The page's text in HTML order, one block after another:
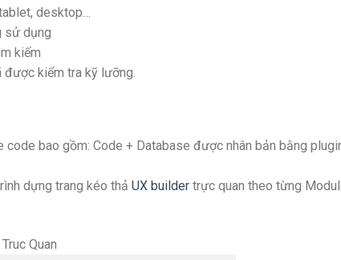
desktop…
sử dụng
kiếm
được kiểm tra kỹ lưỡng.
bao gồm: Code + Database được nhân bản bằng
dựng trang kéo thả UX builder trực quan theo từng